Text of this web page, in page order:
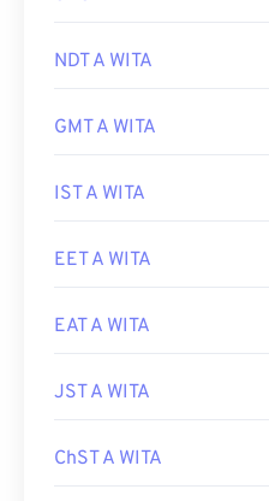
NDT A WITA
GMT A WITA
IST A WITA
EET A WITA
EAT A WITA
JST A WITA
ChST A WITA